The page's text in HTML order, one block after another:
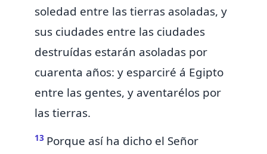
soledad entre las tierras asoladas, y
sus ciudades entre las ciudades
destruídas estarán asoladas por
cuarenta años: y esparciré á Egipto
entre las gentes, y aventarélos por
las tierras.
13 Porque así ha dicho el Señor